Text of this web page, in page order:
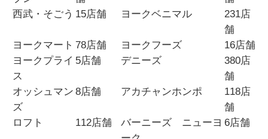
西武・そごう 15店舗 ヨークベニマル
231店
舗
ヨークマート 78店舗 ヨークフーズ
16店舗
ヨークプライ
ス
5店舗 デニーズ
380店
舗
オッシュマン
ズ
8店舗 アカチャンホンポ
118店
舗
ロフト
112店舗
バーニーズ ニューヨ 6店舗